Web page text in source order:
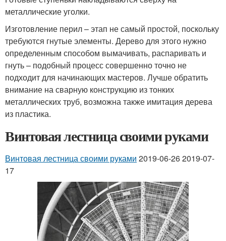
металлические уголки.
Изготовление перил – этап не самый простой, поскольку
требуются гнутые элементы. Дерево для этого нужно
определенным способом вымачивать, распаривать и
гнуть – подобный процесс совершенно точно не
подходит для начинающих мастеров. Лучше обратить
внимание на сварную конструкцию из тонких
металлических труб, возможна также имитация дерева
из пластика.
Винтовая лестница своими руками
Винтовая лестница своими руками 2019-06-26 2019-07-
17